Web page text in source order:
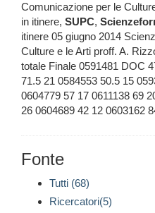
Comunicazione per le
in itinere, SUPC,
itinere 05 giugno 2014
Culture e le Arti proff. A.
totale Finale 0591481 DOC
71.5 21 0584553 50.5 15
0604779 57 17 0611138 69
26 0604689 42 12 0603162
Fonte
Tutti (68)
Ricercatori(5)